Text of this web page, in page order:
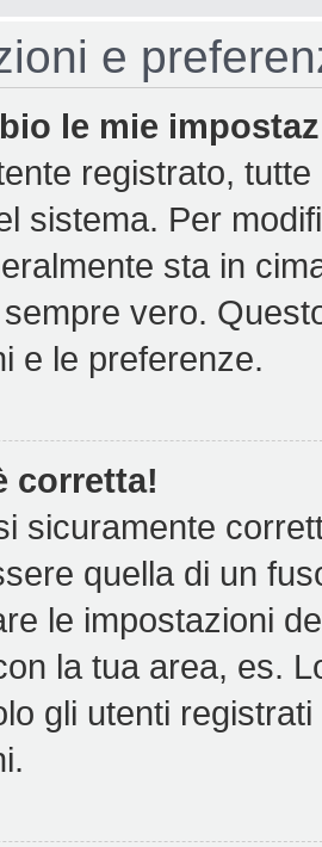
e
le mie
registrato,
sistema. Per
sta in
vero.
e le preferenze.
corretta!
sicuramente
quella di un
le impostazioni
la tua area, es.
gli utenti